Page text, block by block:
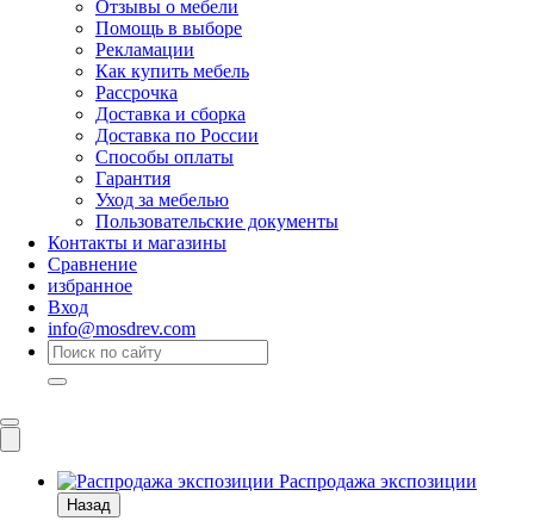
Отзывы о мебели
Помощь в выборе
Рекламации
Как купить мебель
Рассрочка
Доставка и сборка
Доставка по России
Способы оплаты
Гарантия
Уход за мебелью
Пользовательские документы
Контакты и магазины
Сравнение
избранное
Вход
info@mosdrev.com
Распродажа экспозиции
Назад